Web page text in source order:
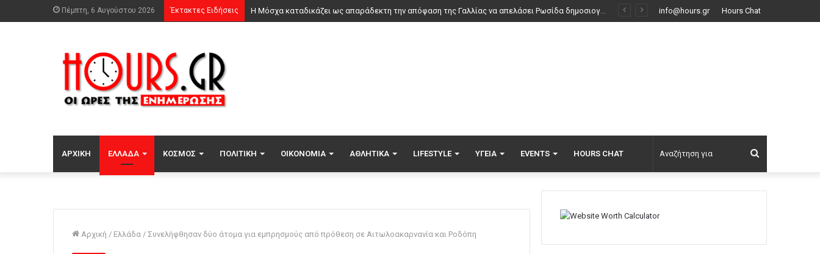
Πέμπτη, 6 Αυγούστου 2026 Έκτακτες Ειδήσεις Βλαδίμηρος Κυριακίδης: Για πέμπτη συνεχόμενη χρονιά στο ΠΑΓΝΗ info@hours.gr Hours Chat
ΑΡΧΙΚΉ ΕΛΛΆΔΑ ΚΌΣΜΟΣ ΠΟΛΙΤΙΚΉ ΟΙΚΟΝΟΜΊΑ ΑΘΛΗΤΙΚΆ LIFESTYLE ΥΓΕΊΑ EVENTS HOURS CHAT
για
Αρχική / Ελλάδα / Συνελήφθησαν δύο άτομα για εμπρησμούς από πρόθεση σε Αιτωλοακαρνανία και Ροδόπη